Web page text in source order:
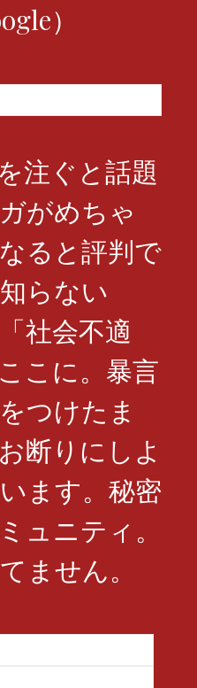
）
注ぐと話題
がめちゃ
ると評判で
らない
社会不適
こに。暴言
つけたま
断りにしよ
ます。秘密
ュニティ。
ません。